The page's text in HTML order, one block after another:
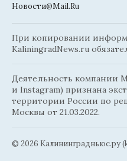
Новости@Mail.Ru
При копировании
KaliningradNews.ru
Деятельность компании
и Instagram) признана
территории России по
Москвы от 21.03.2022.
© 2026 Калининградньюc.ру